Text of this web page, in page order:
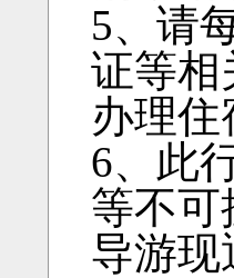
5、请
证等相
办理住
6、此
等不可
导游现